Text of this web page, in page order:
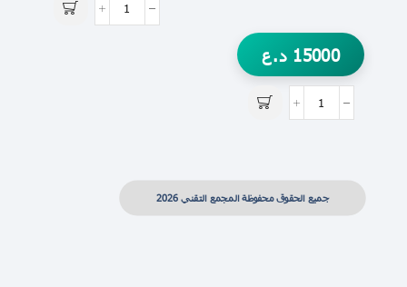
15000 د.ع
جميع الحقوق محفوظة المجمع التقني 2026